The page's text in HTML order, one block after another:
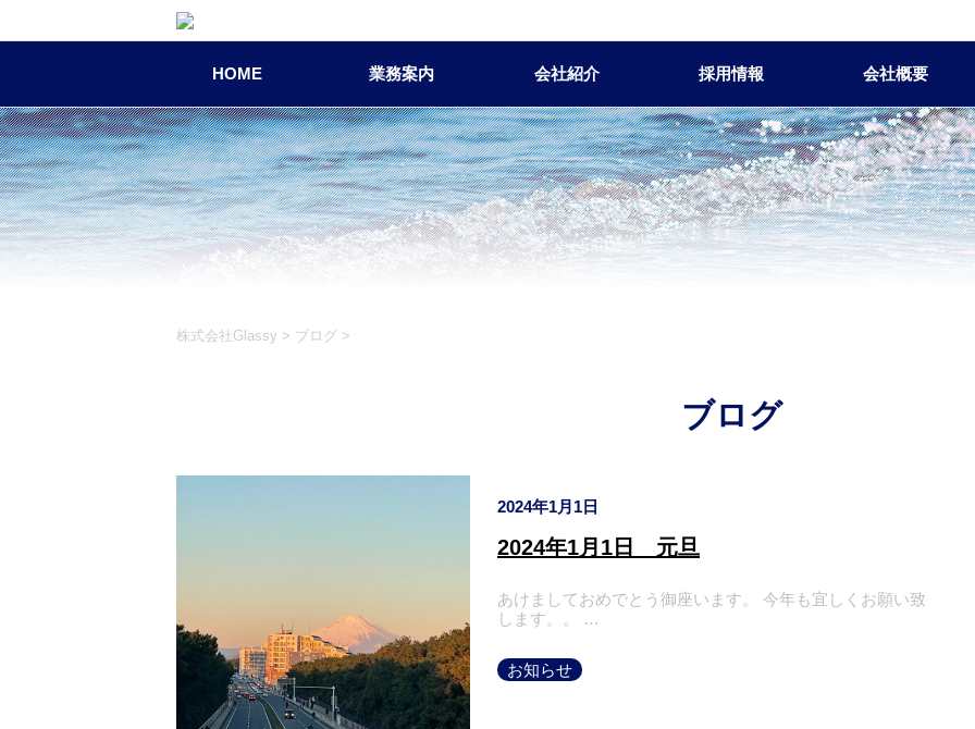
HOME 業務案内 会社紹介 採用情報 会社概要
株式会社Glassy > ブログ >
ブログ
2024年1月1日
2024年1月1日 元旦
あけましておめでとう御座います。 今年も宜しくお願い致
します。。 …
お知らせ